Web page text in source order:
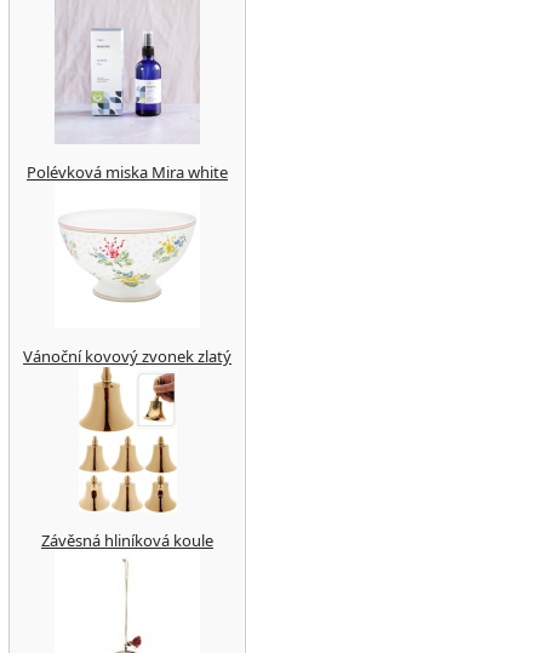
Polévková miska Mira white
Vánoční kovový zvonek zlatý
Závěsná hliníková koule